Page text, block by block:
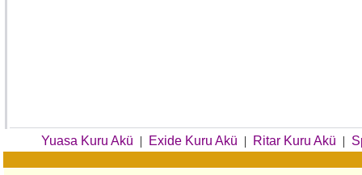
Yuasa Kuru Akü | Exide Kuru Akü | Ritar Kuru Akü |